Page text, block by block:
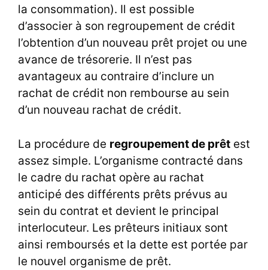
la consommation). Il est possible
d’associer à son regroupement de crédit
l’obtention d’un nouveau prêt projet ou une
avance de trésorerie. Il n’est pas
avantageux au contraire d’inclure un
rachat de crédit non rembourse au sein
d’un nouveau rachat de crédit.
La procédure de regroupement de prêt est
assez simple. L’organisme contracté dans
le cadre du rachat opère au rachat
anticipé des différents prêts prévus au
sein du contrat et devient le principal
interlocuteur. Les prêteurs initiaux sont
ainsi remboursés et la dette est portée par
le nouvel organisme de prêt.